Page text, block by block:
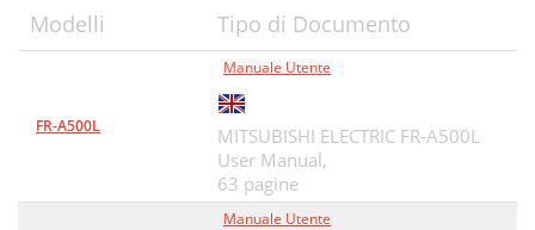
Modelli Tipo di Documento
FR-A500L
Manuale Utente
MITSUBISHI ELECTRIC FR-A500L
User Manual,
63 pagine
Manuale Utente